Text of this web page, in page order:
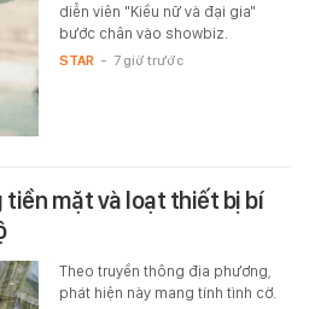
diễn viên "Kiều nữ và đại gia"
bước chân vào showbiz.
STAR - 7 giờ trước
mặt và loạt thiết bị bí
Theo truyền thông địa phương,
phát hiện này mang tính tình cờ.